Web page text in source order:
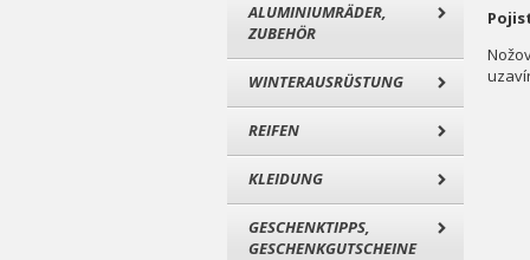
ALUMINIUMRÄDER,
ZUBEHÖR
WINTERAUSRÜSTUNG
REIFEN
KLEIDUNG
GESCHENKTIPPS,
GESCHENKGUTSCHEINE